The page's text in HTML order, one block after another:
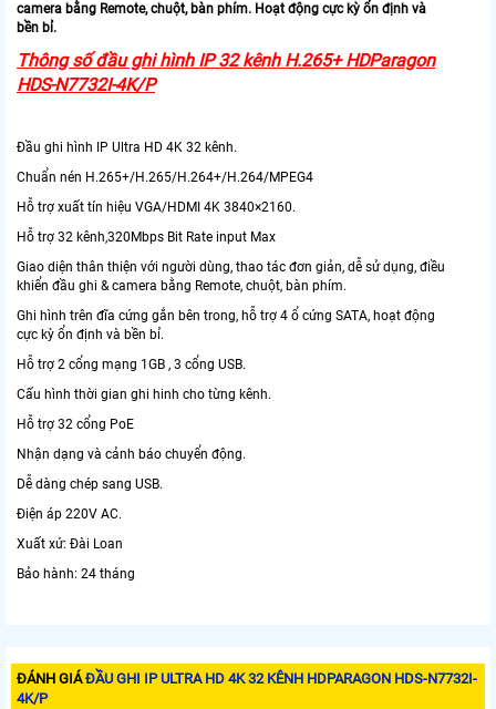
camera bằng Remote, chuột, bàn phím. Hoạt động cực kỳ ổn định và
bền bỉ.
Thông số đầu ghi hình IP 32 kênh H.265+ HDParagon
HDS-N7732I-4K/P
Đầu ghi hình IP Ultra HD 4K 32 kênh.
Chuẩn nén H.265+/H.265/H.264+/H.264/MPEG4
Hỗ trợ xuất tín hiệu VGA/HDMI 4K 3840×2160.
Hỗ trợ 32 kênh,320Mbps Bit Rate input Max
Giao diện thân thiện với người dùng, thao tác đơn giản, dễ sử dụng, điều
khiển đầu ghi & camera bằng Remote, chuột, bàn phím.
Ghi hình trên đĩa cứng gắn bên trong, hỗ trợ 4 ổ cứng SATA, hoạt động
cực kỳ ổn định và bền bỉ.
Hỗ trợ 2 cổng mạng 1GB , 3 cổng USB.
Cấu hình thời gian ghi hinh cho từng kênh.
Hỗ trợ 32 cổng PoE
Nhận dạng và cảnh báo chuyển động.
Dễ dàng chép sang USB.
Điện áp 220V AC.
Xuất xứ: Đài Loan
Bảo hành: 24 tháng
ĐÁNH GIÁĐẦU GHI IP ULTRA HD 4K 32 KÊNH HDPARAGON HDS-N7732I-
4K/P